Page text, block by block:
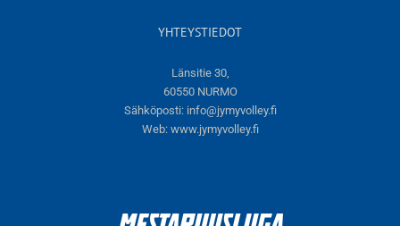
YHTEYSTIEDOT
Länsitie 30,
60550 NURMO
Sähköposti: info@jymyvolley.fi
Web: www.jymyvolley.fi